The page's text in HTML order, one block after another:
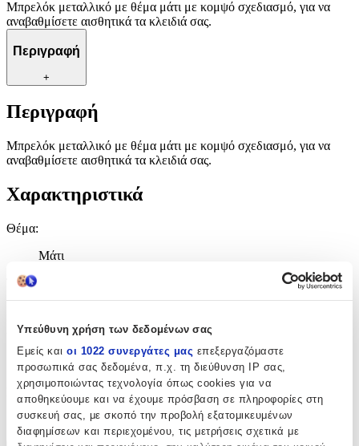
Υπεύθυνη χρήση των δεδομένων σας
Εμείς και οι 1022 συνεργάτες μας επεξεργαζόμαστε
προσωπικά σας δεδομένα, π.χ. τη διεύθυνση IP σας,
χρησιμοποιώντας τεχνολογία όπως cookies για να
αποθηκεύουμε και να έχουμε πρόσβαση σε πληροφορίες στη
συσκευή σας, με σκοπό την προβολή εξατομικευμένων
διαφημίσεων και περιεχομένου, τις μετρήσεις σχετικά με
Μπρελόκ μεταλλικό με θέμα μάτι με κομψό σχεδιασμό, για να
αναβαθμίσετε αισθητικά τα κλειδιά σας.
Περιγραφή
+
Περιγραφή
Μπρελόκ μεταλλικό με θέμα μάτι με κομψό σχεδιασμό, για να
αναβαθμίσετε αισθητικά τα κλειδιά σας.
Χαρακτηριστικά
Θέμα:
Μάτι
Τύπος
Υλικό:
Μεταλλικό
Κατασκευαστής
OEM